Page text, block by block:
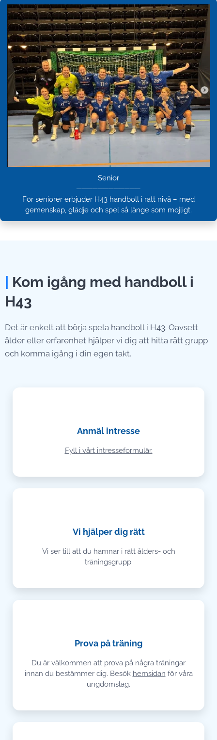
Kom igång med handboll i
H43
Det är enkelt att börja spela handboll i H43. Oavsett
ålder eller erfarenhet hjälper vi dig att hitta rätt grupp
och komma igång i din egen takt.
Anmäl intresse
Fyll i vårt intresseformulär.
Vi hjälper dig rätt
Vi ser till att du hamnar i rätt ålders- och
träningsgrupp.
Prova på träning
Du är välkommen att prova på några träningar
innan du bestämmer dig. Besök hemsidan för våra
ungdomslag.